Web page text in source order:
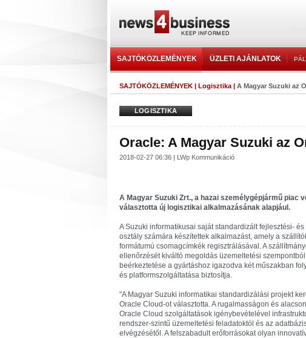
SAJTÓKÖZLEMÉNYEK ÜZLETI AJÁNLATOK
SAJTÓKÖZLEMÉNYEK | Logisztika | A Magyar Suzuki az
LOGISZTIKA
Oracle: A Magyar Suzuki az
2018-02-27 06:36 | LWp Kommunikáció
A Magyar Suzuki Zrt., a hazai személygépjármű piac
választotta új logisztikai alkalmazásának alapjául.
A Suzuki informatikusai saját standardizált fejlesztési-
osztály számára készítettek alkalmazást, amely a
formátumú csomagcímkék regisztrálásával. A
ellenőrzését kiváltó megoldás üzemeltetési
beérkeztetése a gyártáshoz igazodva két műszakban
és platformszolgáltatása biztosítja.
"A Magyar Suzuki informatikai standardizálási projekt
Oracle Cloud-ot választotta. A rugalmasságon és
Oracle Cloud szolgáltatások igénybevételével
rendszer-szintű üzemeltetési feladatoktól és az
elvégzésétől. A felszabadult erőforrásokat olyan